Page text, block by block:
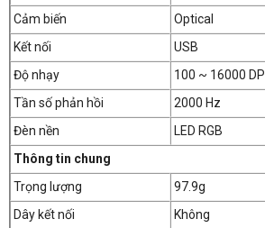
Cảm biến
Optical
Kết nối
USB
Độ nhạy
100 ~ 16000 DPI
Tần số phản hồi
2000 Hz
Đèn nền
LED RGB
Thông tin chung
Trọng lượng
97.9g
Dây kết nối
Không